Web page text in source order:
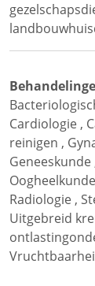
Cardiologie ,
reinigen ,
Geneeskunde
Oogheelkunde
Radiologie ,
Uitgebreid